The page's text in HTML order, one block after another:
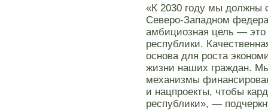
«К 2030 году мы должны
Северо-Западном
амбициозная цель — это
республики.
основа для роста
жизни наших граждан.
механизмы
и нацпроекты, чтобы
республики», —